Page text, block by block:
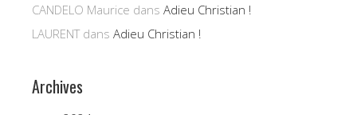
CANDELO Maurice dans Adieu Christian !
LAURENTdans Adieu Christian !
Archives